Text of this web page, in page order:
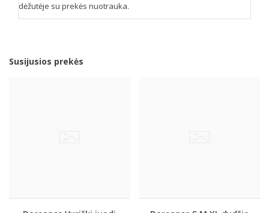
dėžutėje su prekės nuotrauka.
Susijusios prekės